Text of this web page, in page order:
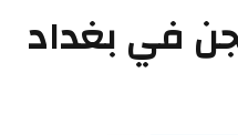
في بغداد